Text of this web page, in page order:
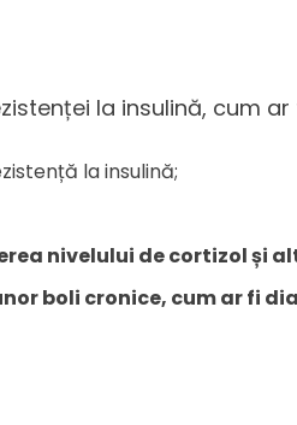
la insulină, cum ar
la insulină;
nivelului de cortizol și
boli cronice, cum ar fi